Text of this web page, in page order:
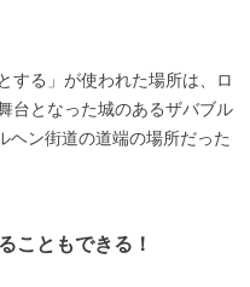
する」が使われた場所は、ロ
台となった城のあるザバブル
ヘン街道の道端の場所だった
こともできる！